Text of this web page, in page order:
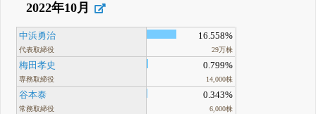
2022年10月
中浜勇治
代表取締役
16.558%
29万株
梅田孝史
専務取締役
0.799%
14,000株
谷本泰
常務取締役
0.343%
6,000株